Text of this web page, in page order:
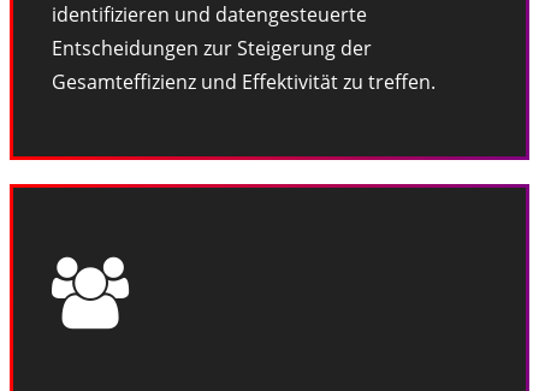
identifizieren und datengesteuerte
Entscheidungen zur Steigerung der
Gesamteffizienz und Effektivität zu treffen.